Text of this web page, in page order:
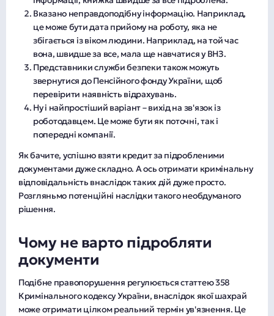
Вказано неправдоподібну інформацію. Наприклад,
це може бути дата прийому на роботу, яка не
збігається із віком людини. Наприклад, на той час
вона, швидше за все, мала ще навчатися у ВНЗ.
Представники служби безпеки також можуть
звернутися до Пенсійного фонду України, щоб
перевірити наявність відрахувань.
Ну і найпростіший варіант – вихід на зв'язок із
роботодавцем. Це може бути як поточні, так і
попередні компанії.
Як бачите, успішно взяти кредит за підробленими
документами дуже складно. А ось отримати кримінальну
відповідальність внаслідок таких дій дуже просто.
Розгляньмо потенційні наслідки такого необдуманого
рішення.
Чому не варто підробляти
документи
Подібне правопорушення регулюється статтею 358
Кримінального кодексу України, внаслідок якої шахрай
може отримати цілком реальний термін ув'язнення. Це